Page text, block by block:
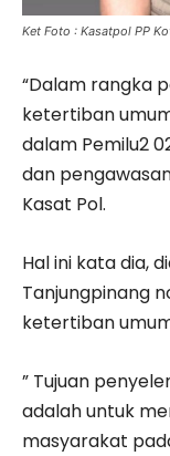
Ket Foto : Kasatpol PP
“Dalam rangka
ketertiban
dalam Pemilu2
dan
Kasat Pol.
Hal ini kata dia,
Tanjungpinang
ketertiban
” Tujuan
adalah untuk
masyarakat